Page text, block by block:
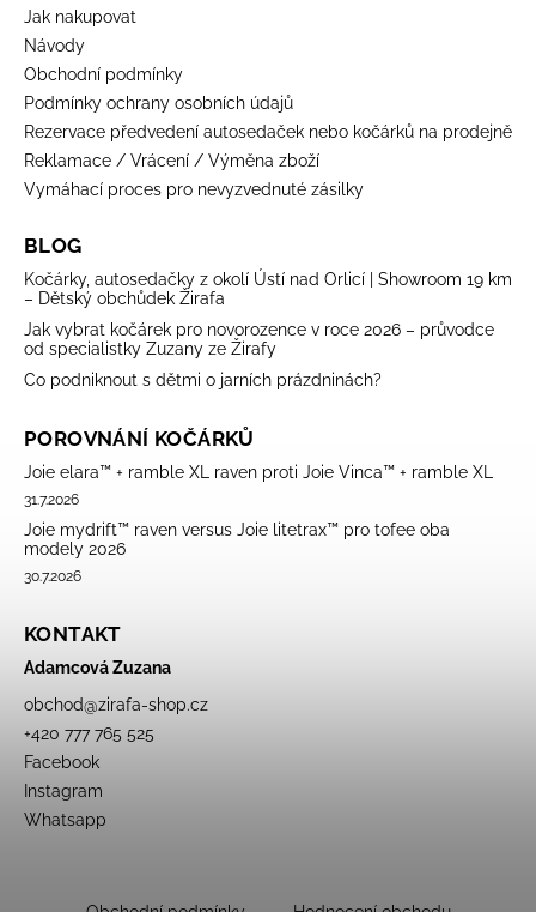
Jak nakupovat
Návody
Obchodní podmínky
Podmínky ochrany osobních údajů
Rezervace předvedení autosedaček nebo kočárků na prodejně
Reklamace / Vrácení / Výměna zboží
Vymáhací proces pro nevyzvednuté zásilky
BLOG
Kočárky, autosedačky z okolí Ústí nad Orlicí | Showroom 19 km
– Dětský obchůdek Žirafa
Jak vybrat kočárek pro novorozence v roce 2026 – průvodce
od specialistky Zuzany ze Žirafy
Co podniknout s dětmi o jarních prázdninách?
POROVNÁNÍ KOČÁRKŮ
Joie elara™ + ramble XL raven proti Joie Vinca™ + ramble XL
31.7.2026
Joie mydrift™ raven versus Joie litetrax™ pro tofee oba
modely 2026
30.7.2026
KONTAKT
Adamcová Zuzana
obchod@zirafa-shop.cz
+420 777 765 525
Facebook
Instagram
Whatsapp